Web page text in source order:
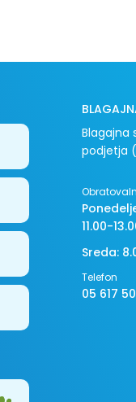
Blagajna
podjetja
11.00-
Sreda:
Telefon
05 617